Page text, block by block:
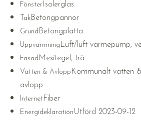
Fönster Isolerglas
Tak Betongpannor
Grund Betongplatta
Uppvärmning Luft/luft värmepump,
Fasad Mexitegel, trä
Vatten & Avlopp Kommunalt vatten
avlopp
Internet Fiber
Energideklaration Utförd 2023-09-12